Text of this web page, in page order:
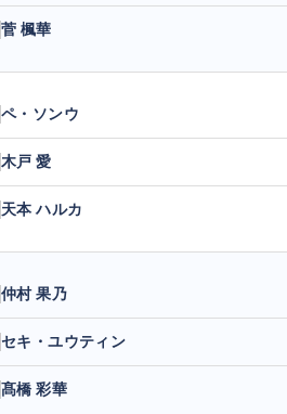
菅 楓華
ペ・ソンウ
木戸 愛
天本 ハルカ
仲村 果乃
セキ・ユウティン
髙橋 彩華